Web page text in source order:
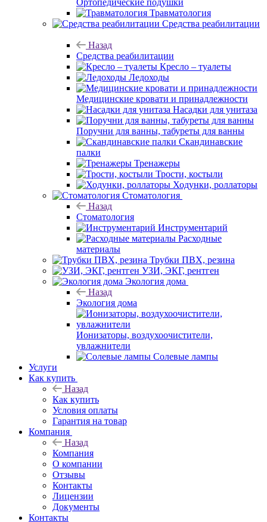
Ортопедические подушки
Травматология
Средства реабилитации
Назад
Средства реабилитации
Кресло – туалеты
Ледоходы
Медицинские кровати и принадлежности
Насадки для унитаза
Поручни для ванны, табуреты для ванны
Скандинавские
палки
Тренажеры
Трости, костыли
Ходунки, роллаторы
Стоматология
Назад
Стоматология
Инструментарий
Расходные
материалы
Трубки ПВХ, резина
УЗИ, ЭКГ, рентген
Экология дома
Назад
Экология дома
Ионизаторы, воздухоочистители,
увлажнители
Солевые лампы
Услуги
Как купить
Назад
Как купить
Условия оплаты
Гарантия на товар
Компания
Назад
Компания
О компании
Отзывы
Контакты
Лицензии
Документы
Контакты